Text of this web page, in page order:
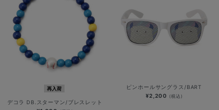
再入荷
デコラ DB.スターマン/ブレスレット
ピンホールサングラス/BART
¥2,200 (税込)